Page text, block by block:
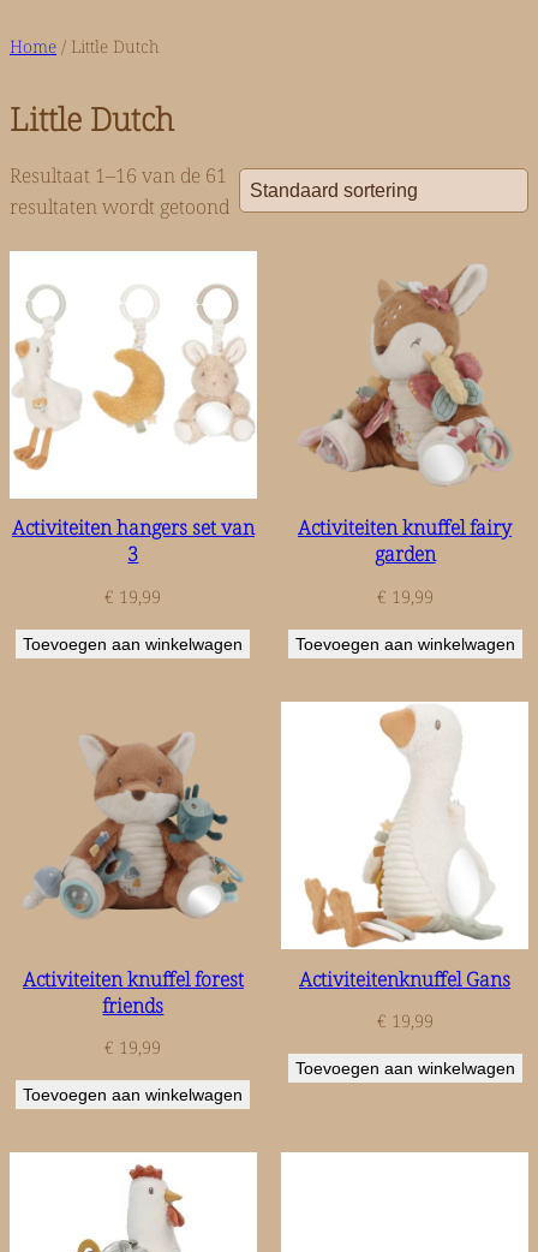
Home / Little Dutch
Little Dutch
Resultaat 1–16 van de 61
resultaten wordt getoond
Activiteiten hangers set van
3
€ 19,99
Toevoegen aan winkelwagen
Activiteiten knuffel fairy
garden
€ 19,99
Toevoegen aan winkelwagen
Activiteiten knuffel forest
friends
€ 19,99
Toevoegen aan winkelwagen
Activiteitenknuffel Gans
€ 19,99
Toevoegen aan winkelwagen